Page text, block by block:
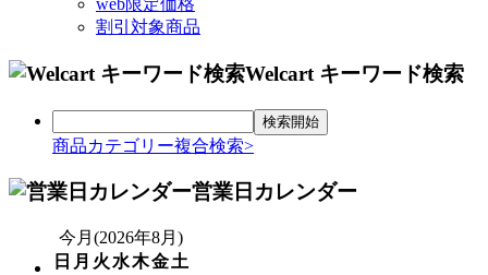
web限定価格
割引対象商品
Welcart キーワード検索
商品カテゴリー複合検索>
営業日カレンダー
今月(2026年8月)
日 月 火 水木金土